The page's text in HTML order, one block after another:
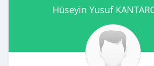
Hüseyin Yusuf